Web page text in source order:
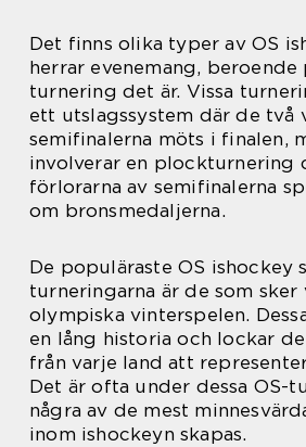
Det finns olika typer av OS
herrar evenemang, beroende
turnering det är. Vissa
ett utslagssystem där de två
semifinalerna möts i finalen,
involverar en plockturnering
förlorarna av semifinalerna
om bronsmedaljerna.
De populäraste OS ishockey
turneringarna är de som sker
olympiska vinterspelen.
en lång historia och lockar
från varje land att
Det är ofta under dessa OS-
några av de mest
inom ishockeyn skapas.